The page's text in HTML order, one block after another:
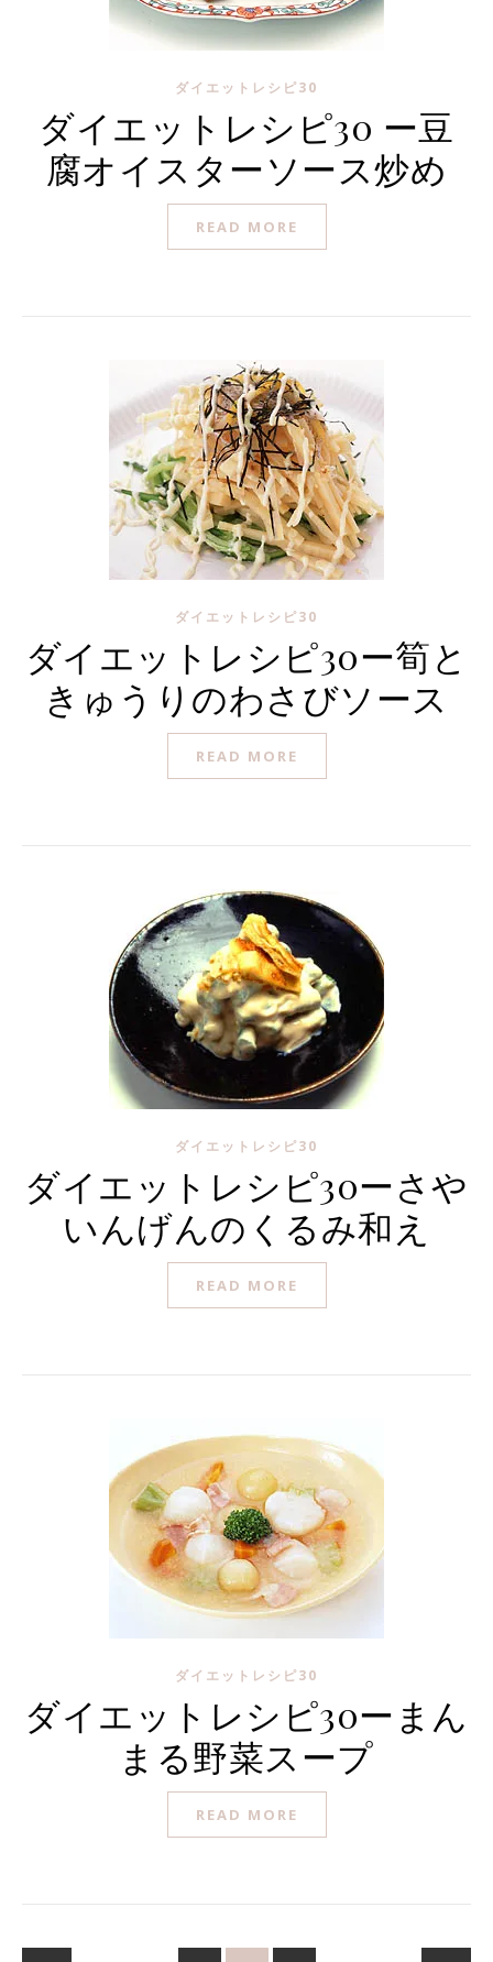
ダイエットレシピ30
ダイエットレシピ30 ー豆
腐オイスターソース炒め
READ MORE
ダイエットレシピ30
ダイエットレシピ30ー筍と
きゅうりのわさびソース
READ MORE
ダイエットレシピ30
ダイエットレシピ30ーさや
いんげんのくるみ和え
READ MORE
ダイエットレシピ30
ダイエットレシピ30ーまん
まる野菜スープ
READ MORE